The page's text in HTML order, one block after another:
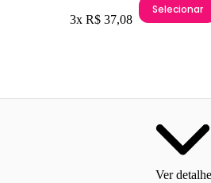
3x R$ 37,08
Selecionar
Ver